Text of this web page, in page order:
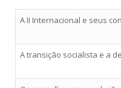
A II Internacional e seus
A transição socialista e a